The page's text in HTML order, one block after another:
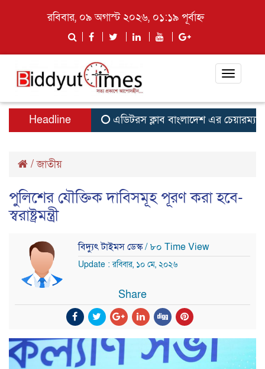
রবিবার, ০৯ অগাস্ট ২০২৬, ০১:১৯ পূর্বাহ্ন
Toggle
Headline এডিটরস ক্লাব বাংলাদেশ এর চেয়ারম্যান
/জাতীয়
পুলিশের যৌক্তিক দাবিসমূহ পূরণ করা হবে-
স্বরাষ্ট্রমন্ত্রী
বিদ্যুৎ টাইমস ডেস্ক/ ৮০ Time View
Update : রবিবার, ১০ মে, ২০২৬
Share